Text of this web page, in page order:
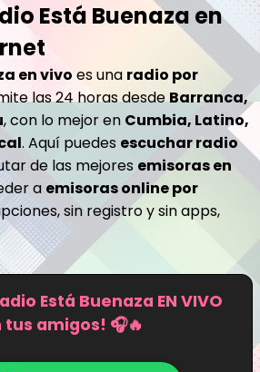
Está Buenaza en
en vivo es una radio por
las 24 horas desdeBarranca,
, con lo mejor en Cumbia, Latino,
. Aquí puedes escuchar radio
de las mejores emisoras en
a emisoras online por
sin registro y sin apps,
Está Buenaza EN VIVO
tus amigos! 🎧🔥